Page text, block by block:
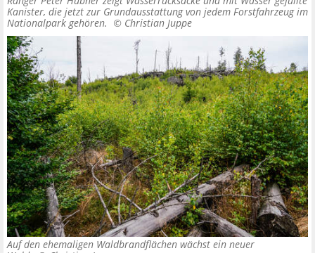
Kanister, die jetzt zur Grundausstattung von jedem Forstfahrzeug im
Nationalpark gehören. © Christian Juppe
Auf den ehemaligen Waldbrandflächen wächst ein neuer